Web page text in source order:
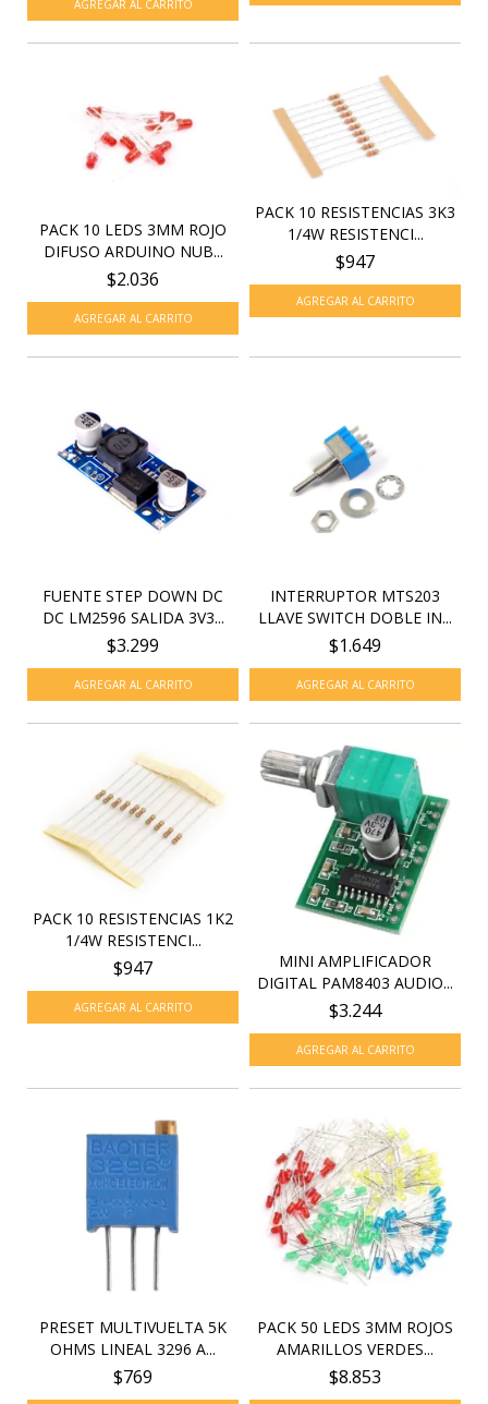
PACK 10 LEDS 3MM ROJO
DIFUSO ARDUINO NUB...
$2.036
PACK 10 RESISTENCIAS 3K3
1/4W RESISTENCI...
$947
FUENTE STEP DOWN DC
DC LM2596 SALIDA 3V3...
$3.299
INTERRUPTOR MTS203
LLAVE SWITCH DOBLE IN...
$1.649
PACK 10 RESISTENCIAS 1K2
1/4W RESISTENCI...
$947
MINI AMPLIFICADOR
DIGITAL PAM8403 AUDIO...
$3.244
PRESET MULTIVUELTA 5K
OHMS LINEAL 3296 A...
$769
PACK 50 LEDS 3MM ROJOS
AMARILLOS VERDES...
$8.853